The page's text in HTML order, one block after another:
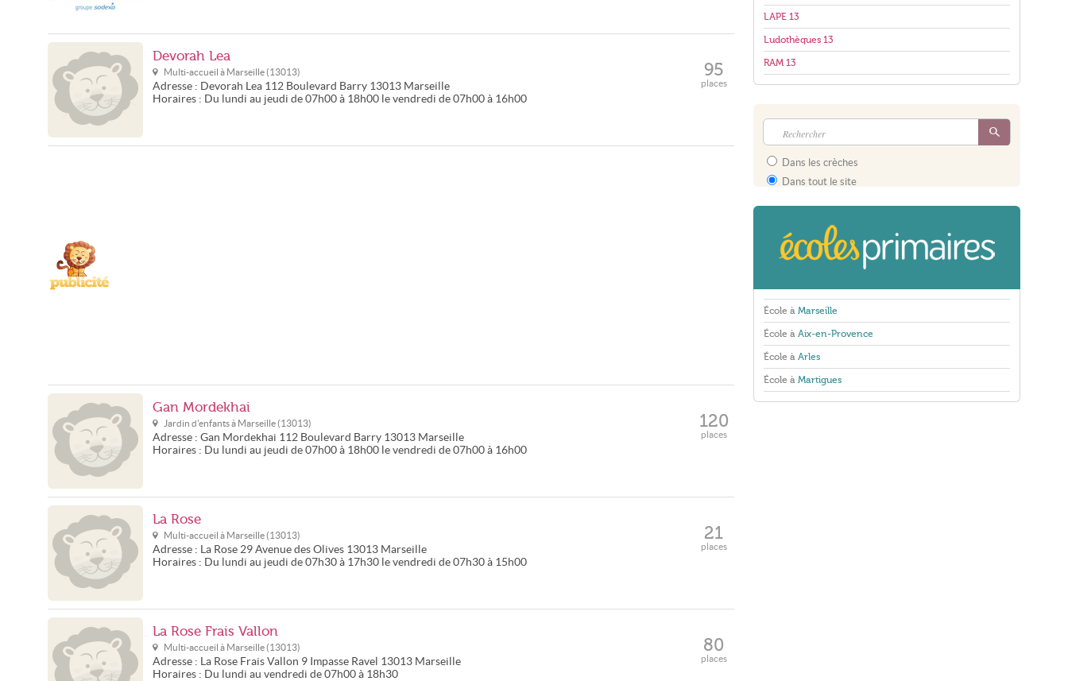
Devorah Lea
Multi-accueil à Marseille (13013)
Adresse : Devorah Lea 112 Boulevard Barry 13013 Marseille
Horaires : Du lundi au jeudi de 07h00 à 18h00 le vendredi de 07h00 à 16h00
95
places
Gan Mordekhai
Jardin d'enfants à Marseille (13013)
Adresse : Gan Mordekhai 112 Boulevard Barry 13013 Marseille
Horaires : Du lundi au jeudi de 07h00 à 18h00 le vendredi de 07h00 à 16h00
120
places
La Rose
Multi-accueil à Marseille (13013)
Adresse : La Rose 29 Avenue des Olives 13013 Marseille
Horaires : Du lundi au jeudi de 07h30 à 17h30 le vendredi de 07h30 à 15h00
21
places
La Rose Frais Vallon
Multi-accueil à Marseille (13013)
Adresse : La Rose Frais Vallon 9 Impasse Ravel 13013 Marseille
Horaires : Du lundi au vendredi de 07h00 à 18h30
80
places
LAPE 13
Ludothèques 13
RAM 13
Dans les crèches
Dans tout le site
École à Marseille
École à Aix-en-Provence
École à Arles
École à Martigues